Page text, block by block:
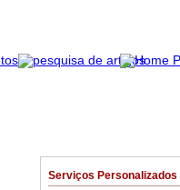
Serviços Personalizados